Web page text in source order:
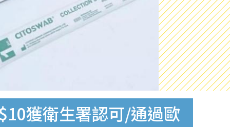
獲衛生署認可/通過歐